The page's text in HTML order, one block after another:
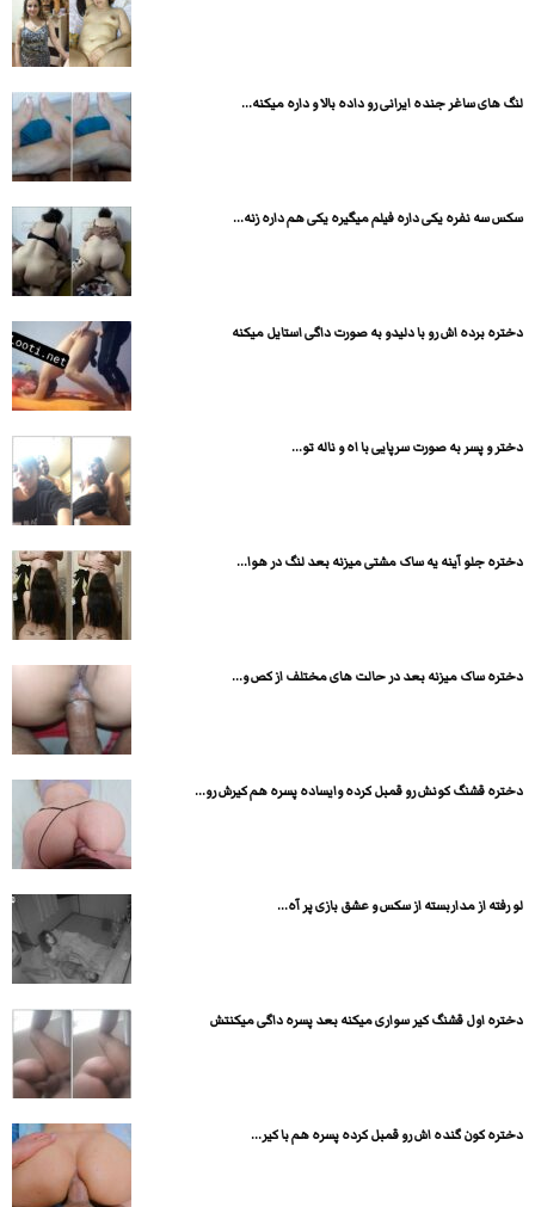
لنگ های ساغر جنده ایرانی رو داده بالا و داره میکنه...
سکس سه نفره یکی داره فیلم میگیره یکی هم داره زنه...
دختره برده اش رو با دلیدو به صورت داگی استایل میکنه
دختر و پسر به صورت سرپایی با اه و ناله تو...
دختره جلو آینه یه ساک مشتی میزنه بعد لنگ در هوا...
دختره ساک میزنه بعد در حالت های مختلف از کص و...
دختره قشنگ کونش رو قمبل کرده وایساده پسره هم کیرش رو...
لو رفته از مداربسته از سکس و عشق بازی پر آه...
دختره اول قشنگ کیر سواری میکنه بعد پسره داگی میکنتش
دختره کون گنده اش رو قمبل کرده پسره هم با کیر...